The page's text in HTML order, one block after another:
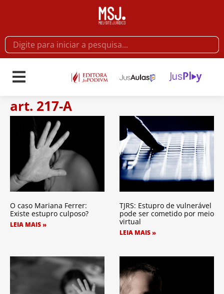
art. 217-A
O caso Mariana Ferrer:
Existe estupro culposo?
LEIA MAIS »
TJRS: Estupro de vulnerável
pode ser cometido por meio
virtual
LEIA MAIS »